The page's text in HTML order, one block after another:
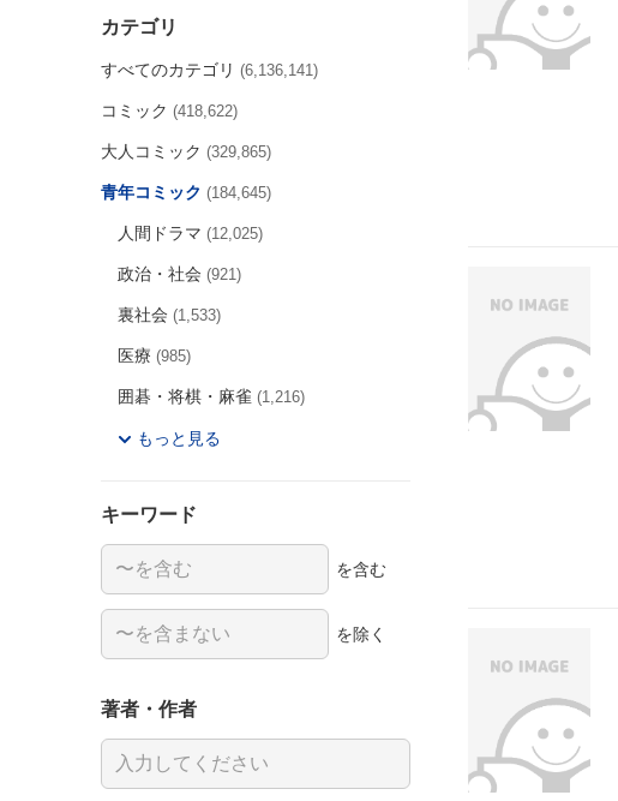
カテゴリ
すべてのカテゴリ (6,136,141)
コミック (418,622)
大人コミック (329,865)
青年コミック (184,645)
人間ドラマ (12,025)
政治・社会 (921)
裏社会 (1,533)
医療 (985)
囲碁・将棋・麻雀 (1,216)
もっと見る
キーワード
を含む
を除く
著者・作者